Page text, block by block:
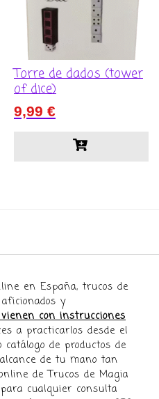
Torre de dados (tower
of dice)
9,99 €
en España, trucos de
y
con instrucciones
a practicarlos desde el
de productos de
de tu mano tan
de Trucos de Magia
cualquier consulta